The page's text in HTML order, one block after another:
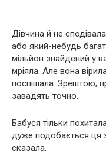
Дівчина й не
або який-небудь
мільйон знайдений у
мріяла. Але вона
поспішала. Зрештою,
завадять точно.
Бабуся тільки
дуже подобається ця
сказала.